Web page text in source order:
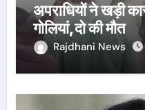
अपराधियों ने खड़ी
गोलियां,दो की मौत
Rajdhani News